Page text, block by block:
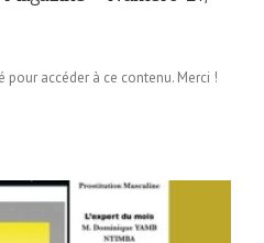
pour accéder à ce contenu. Merci !